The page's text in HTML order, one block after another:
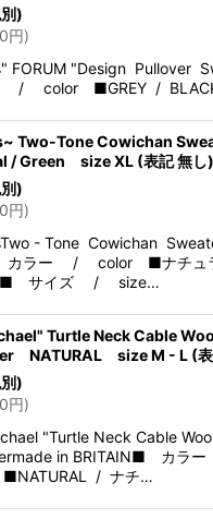
)
0円)
FORUM "Design Pullover
/ color ■GREY /
Two-Tone Cowichan
/ Green size XL (表記 無し)
)
0円)
- Tone Cowichan
ラー / color ■ナチ
■ サイズ / size…
Turtle Neck Cable
NATURAL size M - L (
)
0円)
"Turtle Neck Cable
in BRITAIN■ カラ
/ ナチ…